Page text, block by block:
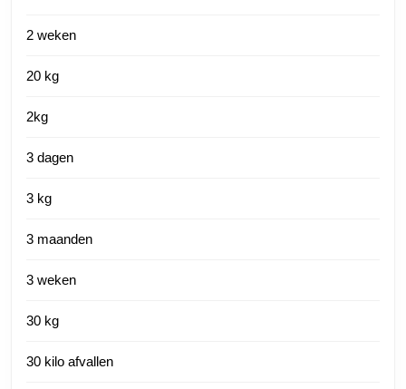
2 weken
20 kg
2kg
3 dagen
3 kg
3 maanden
3 weken
30 kg
30 kilo afvallen